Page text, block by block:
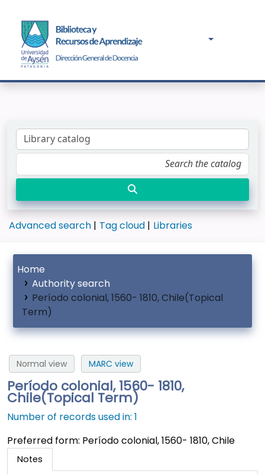
Advanced search Tag cloud Libraries
Home
Authority search
Período colonial, 1560- 1810, Chile(Topical
Term)
Normal view MARC view
Período colonial, 1560- 1810,
Chile(Topical Term)
Number of records used in: 1
Preferred form: Período colonial, 1560- 1810, Chile
Notes